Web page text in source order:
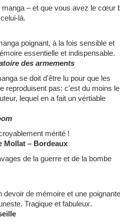
manga – et que vous avez le cœur
là.
poignant, à la fois sensible et
essentielle et indispensable.
des armements
se doit d'être lu pour que les
reproduisent pas: c'est du moins le
lequel en a fait un vértiable
mérité !
Mollat – Bordeaux
de la guerre et de la bombe
devoir de mémoire et une poignante
Tragique et fabuleux.